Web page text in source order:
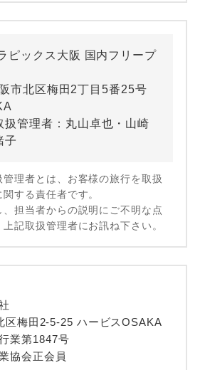
ピックス大阪 国内フリープ
市北区梅田2丁目5番25号
扱管理者：丸山卓也・山崎
子
理者とは、お客様の旅行を取扱
する責任者です。
、担当者からの説明にご不明な点
記取扱管理者にお訊ね下さい。
区梅田2-5-25 ハービスOSAKA
業第1847号
協会正会員